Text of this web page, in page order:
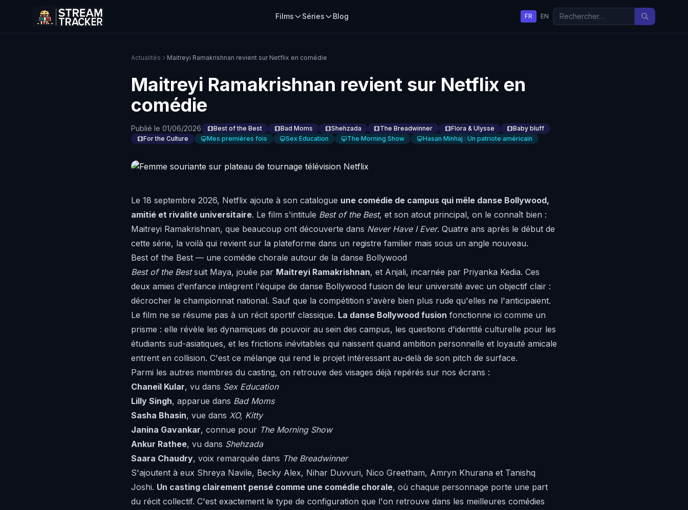
Films Séries Blog FR EN
Actualités Maitreyi Ramakrishnan revient sur Netflix en comédie
Maitreyi Ramakrishnan revient sur Netflix en
comédie
Publié le 01/06/2026 Best of the Best Bad Moms Shehzada The Breadwinner Flora & Ulysse
Baby bluff
For the Culture
Mes premières fois Sex Education The Morning Show Hasan Minhaj : Un patriote américain
Le 18 septembre 2026, Netflix ajoute à son catalogue une comédie de campus qui mêle danse Bollywood,
amitié et rivalité universitaire. Le film s'intitule Best of the Best, et son atout principal, on le connaît bien :
Maitreyi Ramakrishnan, que beaucoup ont découverte dans Never Have I Ever. Quatre ans après le début de
cette série, la voilà qui revient sur la plateforme dans un registre familier mais sous un angle nouveau.
Best of the Best — une comédie chorale autour de la danse Bollywood
Best of the Bestsuit Maya, jouée par Maitreyi Ramakrishnan, et Anjali, incarnée par Priyanka Kedia. Ces
deux amies d'enfance intègrent l'équipe de danse Bollywood fusion de leur université avec un objectif clair :
décrocher le championnat national. Sauf que la compétition s'avère bien plus rude qu'elles ne l'anticipaient.
Le film ne se résume pas à un récit sportif classique. La danse Bollywood fusion fonctionne ici comme un
prisme : elle révèle les dynamiques de pouvoir au sein des campus, les questions d'identité culturelle pour les
étudiants sud-asiatiques, et les frictions inévitables qui naissent quand ambition personnelle et loyauté amicale
entrent en collision. C'est ce mélange qui rend le projet intéressant au-delà de son pitch de surface.
Parmi les autres membres du casting, on retrouve des visages déjà repérés sur nos écrans :
Chaneil Kular, vu dans Sex Education
Lilly Singh, apparue dans Bad Moms
Sasha Bhasin, vue dans XO, Kitty
Janina Gavankar, connue pour The Morning Show
Ankur Rathee, vu dans Shehzada
Saara Chaudry, voix remarquée dans The Breadwinner
S'ajoutent à eux Shreya Navile, Becky Alex, Nihar Duvvuri, Nico Greetham, Amryn Khurana et Tanishq
Joshi. Un casting clairement pensé comme une comédie chorale, où chaque personnage porte une part
du récit collectif. C'est exactement le type de configuration que l'on retrouve dans les meilleures comédies